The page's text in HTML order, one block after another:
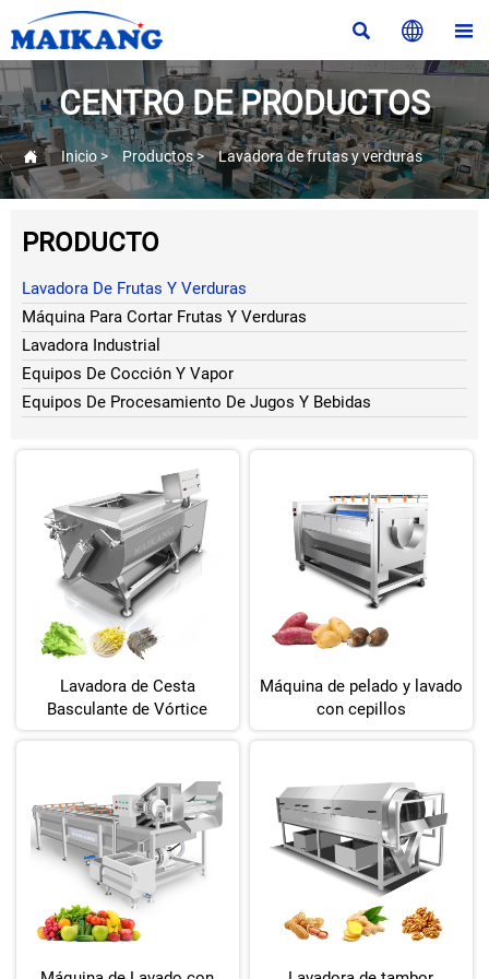
  
CENTRO DE PRODUCTOS
 Inicio > Productos> Lavadora de frutas y verduras
PRODUCTO
Lavadora De Frutas Y Verduras
Máquina Para Cortar Frutas Y Verduras
Lavadora Industrial
Equipos De Cocción Y Vapor
Equipos De Procesamiento De Jugos Y Bebidas
Lavadora de Cesta
Basculante de Vórtice
Máquina de pelado y lavado
con cepillos